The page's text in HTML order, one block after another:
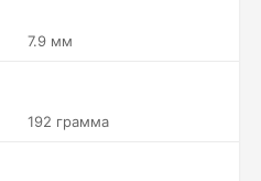
7.9 мм
192 грамма